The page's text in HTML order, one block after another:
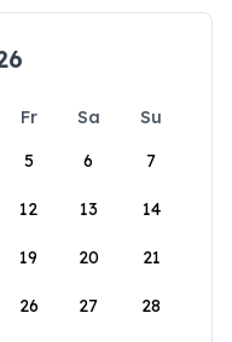
Fr Sa
Su
5 6 7
12 13 14
19 20 21
26 27 28